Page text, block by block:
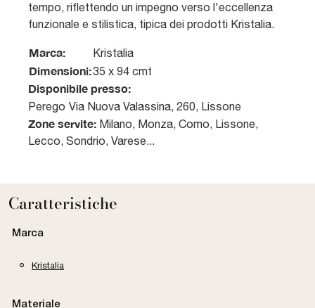
tempo, riflettendo un impegno verso l'eccellenza
funzionale e stilistica, tipica dei prodotti Kristalia.
Marca: Kristalia
Dimensioni:35 x 94 cmt
Disponibile presso:
Perego Via Nuova Valassina, 260, Lissone
Zone servite: Milano, Monza, Como, Lissone,
Lecco, Sondrio, Varese...
Caratteristiche
Marca
Kristalia
Materiale